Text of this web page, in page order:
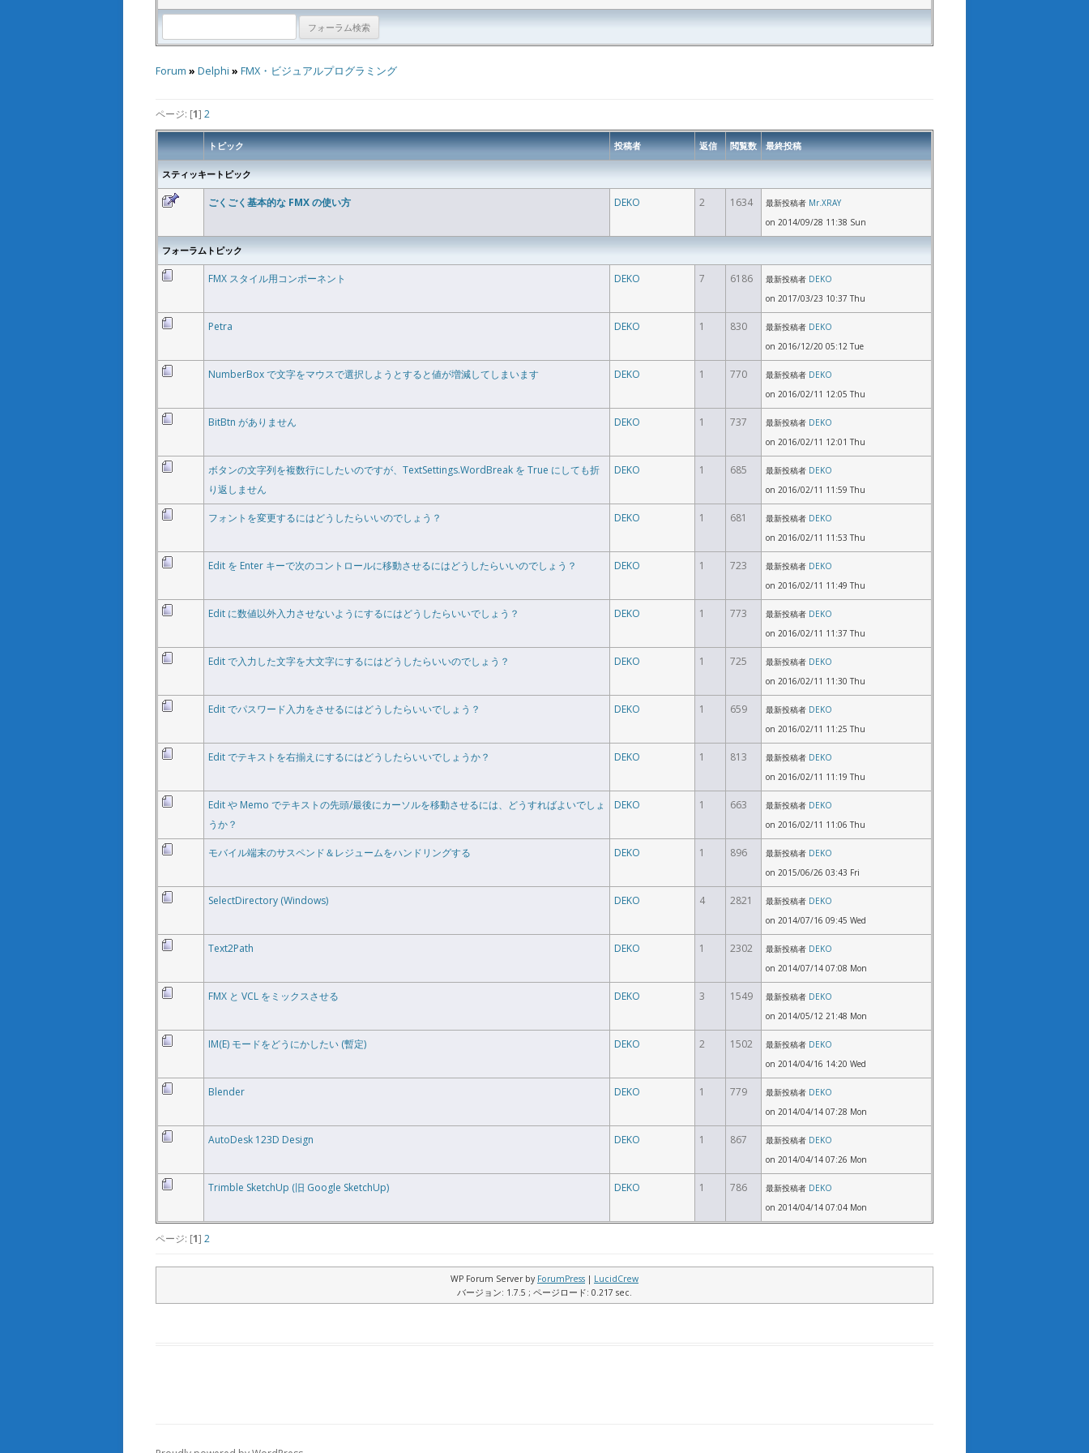
Forum » Delphi » FMX・ビジュアルプログラミング
ページ: [1] 2
トピック 投稿者 返信 閲覧数 最終投稿
スティッキートピック
ごくごく基本的な FMX の使い方 DEKO 2 1634 最新投稿者 Mr.XRAY
on 2014/09/28 11:38 Sun
フォーラムトピック
FMX スタイル用コンポーネント DEKO 7 6186 最新投稿者 DEKO
on 2017/03/23 10:37 Thu
Petra DEKO 1 830 最新投稿者 DEKO
on 2016/12/20 05:12 Tue
NumberBox で文字をマウスで選択しようとすると値が増減してしまいます DEKO 1 770 最新投稿者 DEKO
on 2016/02/11 12:05 Thu
BitBtn がありません DEKO 1 737 最新投稿者 DEKO
on 2016/02/11 12:01 Thu
ボタンの文字列を複数行にしたいのですが、TextSettings.WordBreak を True にしても折
り返しません
DEKO 1 685 最新投稿者 DEKO
on 2016/02/11 11:59 Thu
フォントを変更するにはどうしたらいいのでしょう？ DEKO 1 681 最新投稿者 DEKO
on 2016/02/11 11:53 Thu
Edit を Enter キーで次のコントロールに移動させるにはどうしたらいいのでしょう？ DEKO 1 723 最新投稿者 DEKO
on 2016/02/11 11:49 Thu
Edit に数値以外入力させないようにするにはどうしたらいいでしょう？ DEKO 1 773 最新投稿者 DEKO
on 2016/02/11 11:37 Thu
Edit で入力した文字を大文字にするにはどうしたらいいのでしょう？ DEKO 1 725 最新投稿者 DEKO
on 2016/02/11 11:30 Thu
Edit でパスワード入力をさせるにはどうしたらいいでしょう？ DEKO 1 659 最新投稿者 DEKO
on 2016/02/11 11:25 Thu
Edit でテキストを右揃えにするにはどうしたらいいでしょうか？ DEKO 1 813 最新投稿者 DEKO
on 2016/02/11 11:19 Thu
Edit や Memo でテキストの先頭/最後にカーソルを移動させるには、どうすればよいでしょ
うか？
DEKO 1 663 最新投稿者 DEKO
on 2016/02/11 11:06 Thu
モバイル端末のサスペンド＆レジュームをハンドリングする DEKO 1 896 最新投稿者 DEKO
on 2015/06/26 03:43 Fri
SelectDirectory (Windows) DEKO 4 2821 最新投稿者 DEKO
on 2014/07/16 09:45 Wed
Text2Path DEKO 1 2302 最新投稿者 DEKO
on 2014/07/14 07:08 Mon
FMX と VCL をミックスさせる DEKO 3 1549 最新投稿者 DEKO
on 2014/05/12 21:48 Mon
IM(E) モードをどうにかしたい (暫定) DEKO 2 1502 最新投稿者 DEKO
on 2014/04/16 14:20 Wed
Blender DEKO 1 779 最新投稿者 DEKO
on 2014/04/14 07:28 Mon
AutoDesk 123D Design DEKO 1 867 最新投稿者 DEKO
on 2014/04/14 07:26 Mon
Trimble SketchUp (旧 Google SketchUp) DEKO 1 786 最新投稿者 DEKO
on 2014/04/14 07:04 Mon
ページ: [1] 2
WP Forum Server by ForumPress | LucidCrew
バージョン: 1.7.5 ; ページロード: 0.217 sec.